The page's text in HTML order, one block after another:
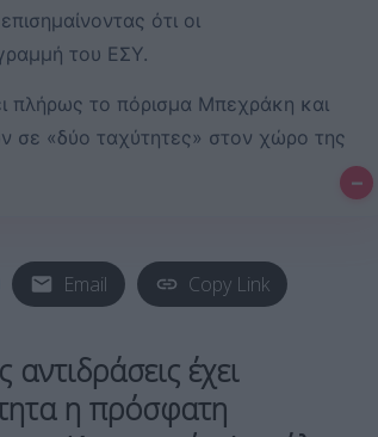
ότι οι
του ΕΣΥ.
πλήρως το πόρισμα Μπεχράκη και
σε «δύο ταχύτητες» στον χώρο της
–
Email Copy Link
έχει
η πρόσφατη